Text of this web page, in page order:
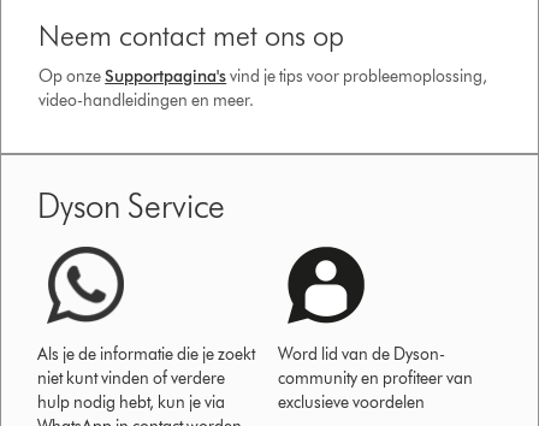
Neem contact met ons op
Op onzeSupportpagina'svind je tips voor probleemoplossing,
video-handleidingen en meer.
Dyson Service
Als je de informatie die je zoekt
niet kunt vinden of verdere
hulp nodig hebt, kun je via
Word lid van de Dyson-
community en profiteer van
exclusieve voordelen